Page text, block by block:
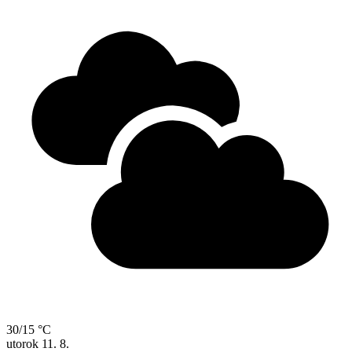
30/15 °C
utorok 11. 8.